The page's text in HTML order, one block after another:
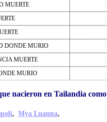
MUERTE
DONDE MURIO
MUERTE
MURIO
nacieron en Tailandia
, Mya Luanna,